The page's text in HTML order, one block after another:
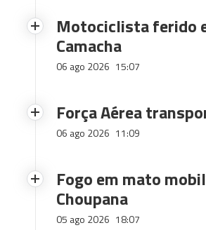
Motociclista ferido
Camacha
06 ago 2026 15:07
Força Aérea
06 ago 2026 11:09
Fogo em mato
Choupana
05 ago 2026 18:07